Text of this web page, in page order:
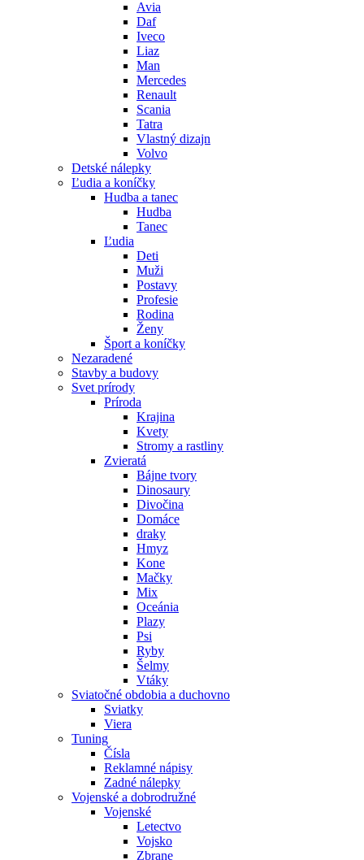
Avia
Daf
Iveco
Liaz
Man
Mercedes
Renault
Scania
Tatra
Vlastný dizajn
Volvo
Detské nálepky
Ľudia a koníčky
Hudba a tanec
Hudba
Tanec
Ľudia
Deti
Muži
Postavy
Profesie
Rodina
Ženy
Šport a koníčky
Nezaradené
Stavby a budovy
Svet prírody
Príroda
Krajina
Kvety
Stromy a rastliny
Zvieratá
Bájne tvory
Dinosaury
Divočina
Domáce
draky
Hmyz
Kone
Mačky
Mix
Oceánia
Plazy
Psi
Ryby
Šelmy
Vtáky
Sviatočné obdobia a duchovno
Sviatky
Viera
Tuning
Čísla
Reklamné nápisy
Zadné nálepky
Vojenské a dobrodružné
Vojenské
Letectvo
Vojsko
Zbrane